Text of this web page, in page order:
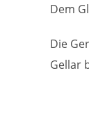
Dem
Die
Gellar